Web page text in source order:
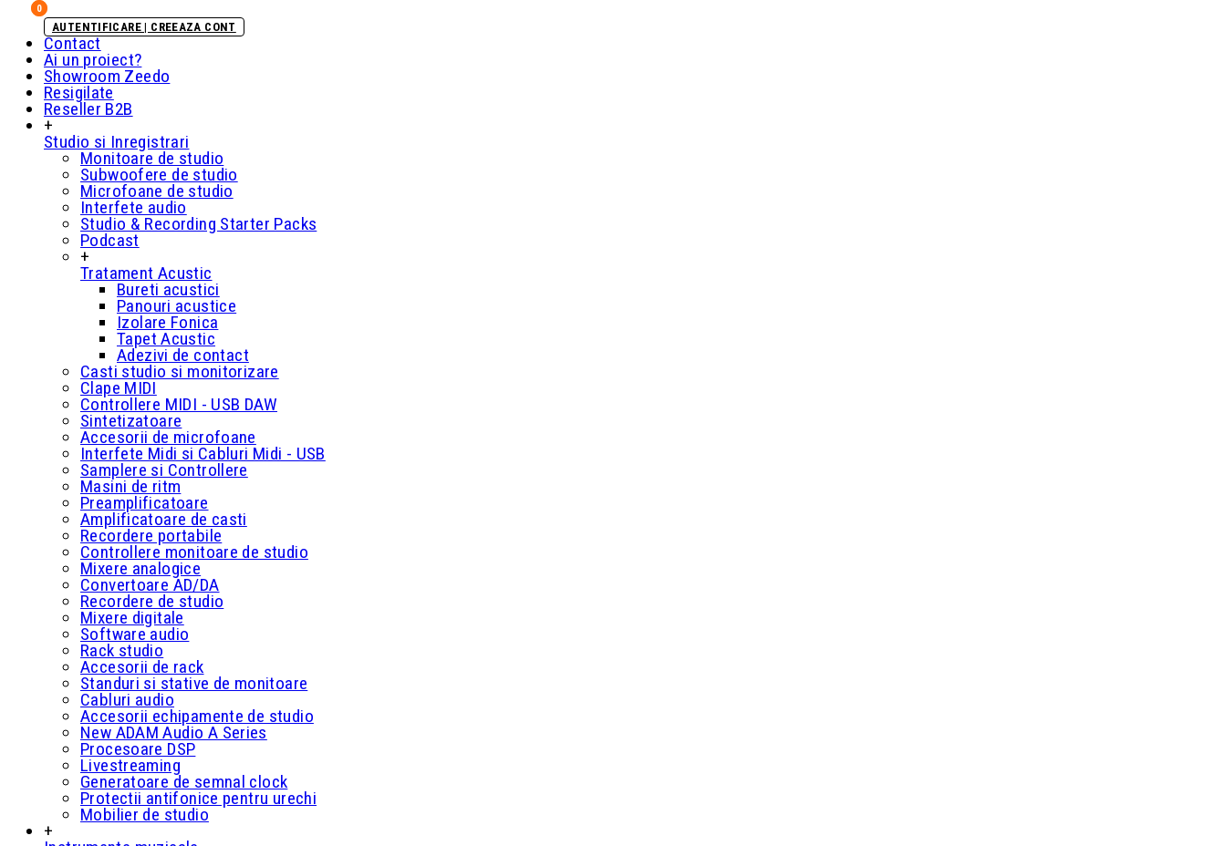
AUTENTIFICARE | CREEAZA CONT
Contact
Ai un proiect?
Showroom Zeedo
Resigilate
Reseller B2B
+
Studio si Inregistrari
Monitoare de studio
Subwoofere de studio
Microfoane de studio
Interfete audio
Studio & Recording Starter Packs
Podcast
+
Tratament Acustic
Bureti acustici
Panouri acustice
Izolare Fonica
Tapet Acustic
Adezivi de contact
Casti studio si monitorizare
Clape MIDI
Controllere MIDI - USB DAW
Sintetizatoare
Accesorii de microfoane
Interfete Midi si Cabluri Midi - USB
Samplere si Controllere
Masini de ritm
Preamplificatoare
Amplificatoare de casti
Recordere portabile
Controllere monitoare de studio
Mixere analogice
Convertoare AD/DA
Recordere de studio
Mixere digitale
Software audio
Rack studio
Accesorii de rack
Standuri si stative de monitoare
Cabluri audio
Accesorii echipamente de studio
New ADAM Audio A Series
Procesoare DSP
Livestreaming
Generatoare de semnal clock
Protectii antifonice pentru urechi
Mobilier de studio
+
0
0